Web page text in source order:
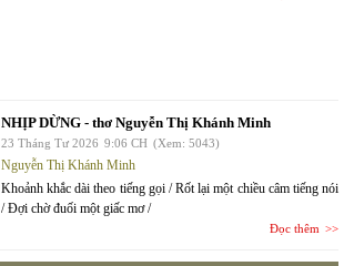
NHỊP DỪNG - thơ Nguyễn Thị Khánh Minh
23 Tháng Tư 2026 9:06 CH (Xem: 5043)
Nguyễn Thị Khánh Minh
Khoảnh khắc dài theo tiếng gọi / Rốt lại một chiều câm tiếng nói
/ Đợi chờ đuối một giấc mơ /
Đọc thêm